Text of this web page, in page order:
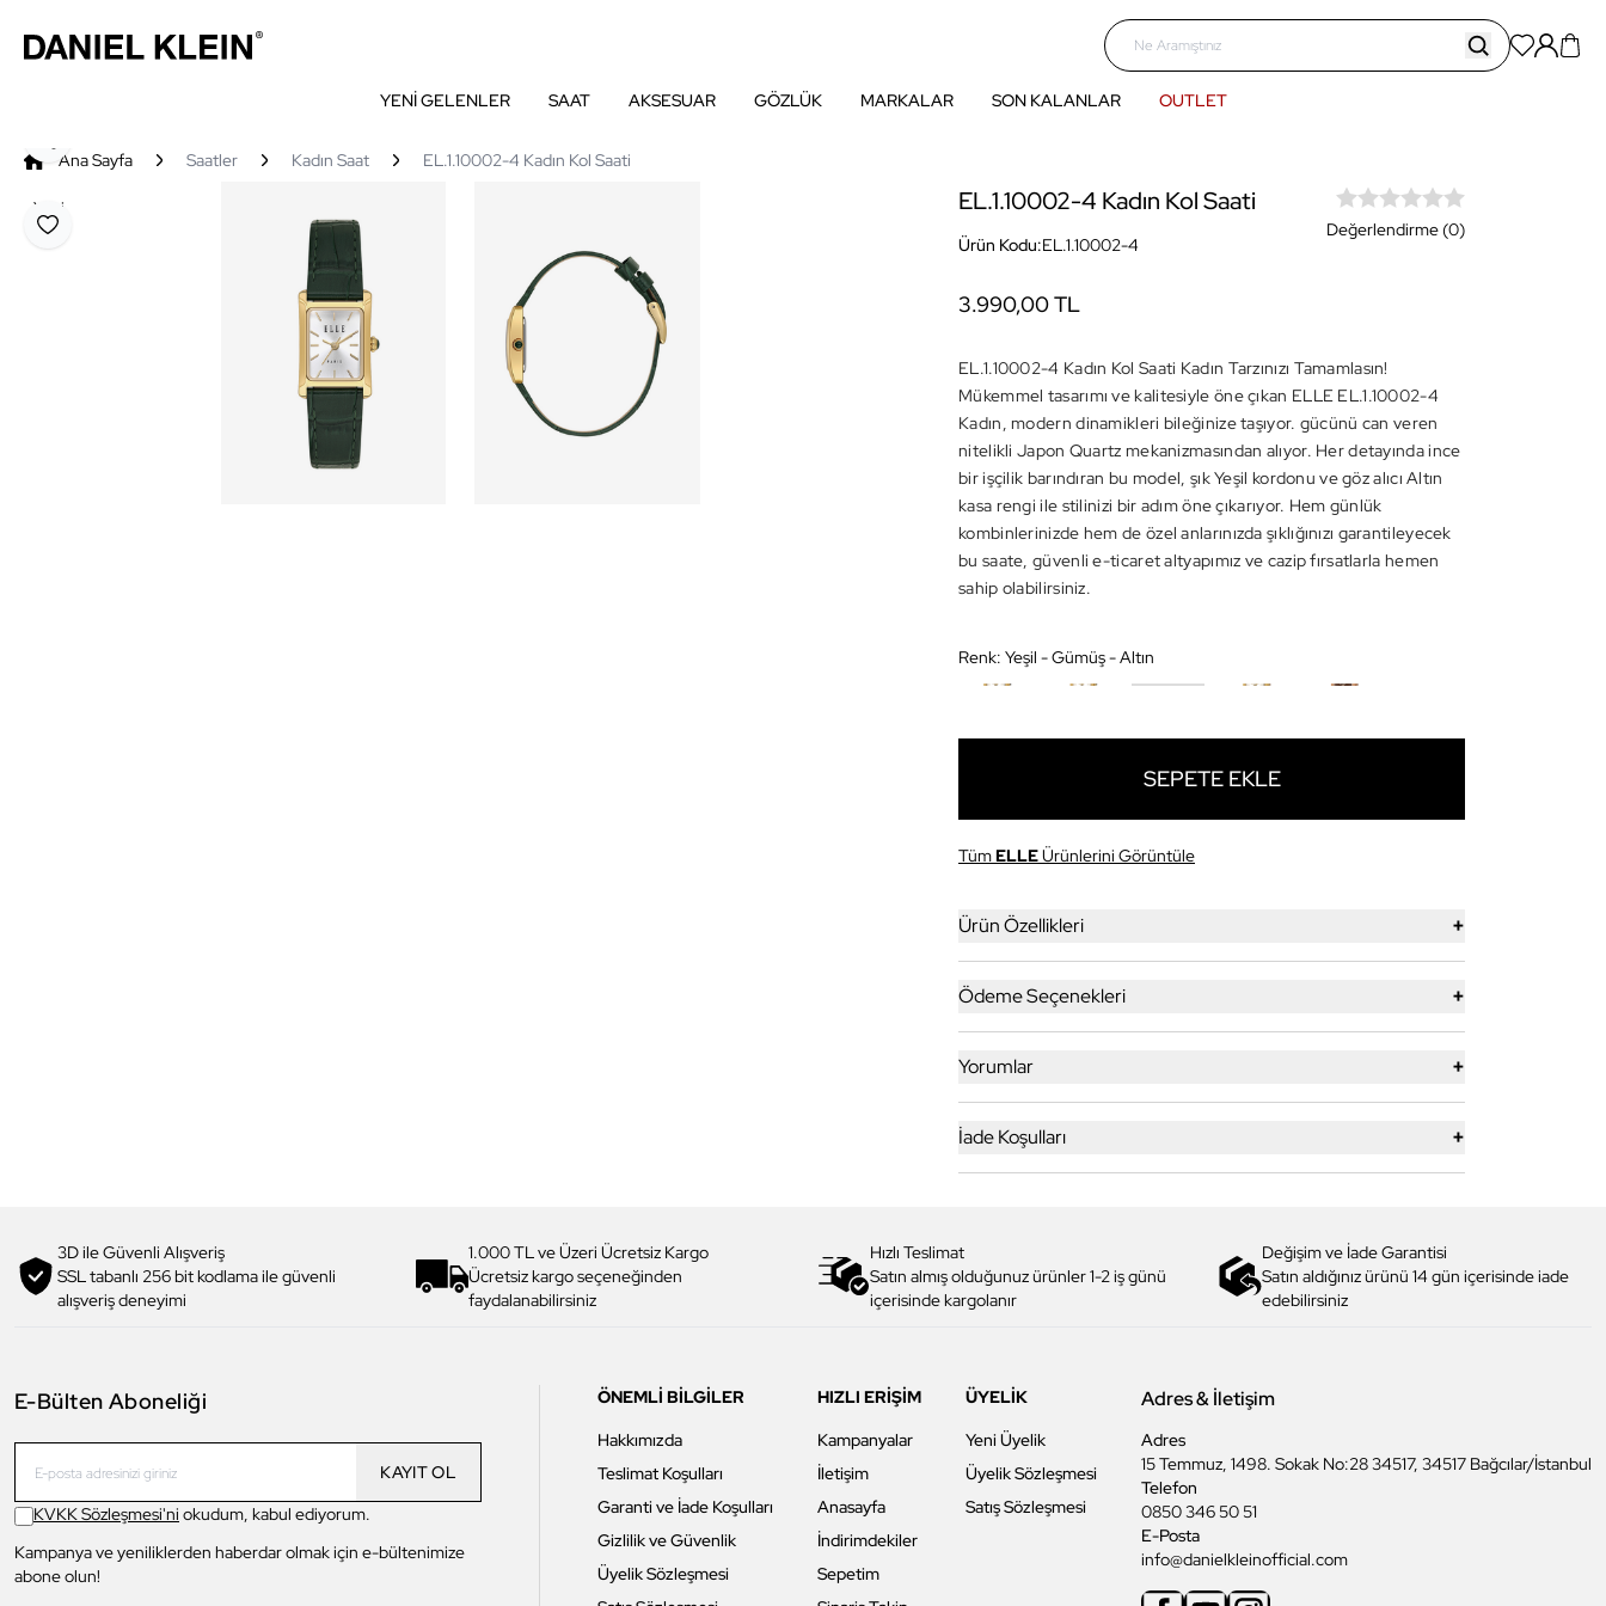
YENİ GELENLER SAAT AKSESUAR GÖZLÜK MARKALAR SON KALANLAR OUTLET
Ana Sayfa Saatler Kadın Saat EL.1.10002-4 Kadın Kol Saati
Favoriye Ekle
Yeni
Paylaş
EL.1.10002-4 Kadın Kol Saati
Ürün Kodu:EL.1.10002-4
Değerlendirme (0)
3.990,00 TL
EL.1.10002-4 Kadın Kol Saati Kadın Tarzınızı Tamamlasın!
Mükemmel tasarımı ve kalitesiyle öne çıkan ELLE EL.1.10002-4
Kadın, modern dinamikleri bileğinize taşıyor. gücünü can veren
nitelikli Japon Quartz mekanizmasından alıyor. Her detayında ince
bir işçilik barındıran bu model, şık Yeşil kordonu ve göz alıcı Altın
kasa rengi ile stilinizi bir adım öne çıkarıyor. Hem günlük
kombinlerinizde hem de özel anlarınızda şıklığınızı garantileyecek
bu saate, güvenli e-ticaret altyapımız ve cazip fırsatlarla hemen
sahip olabilirsiniz.
Renk: Yeşil - Gümüş - Altın
SEPETE EKLE
TümELLEÜrünlerini Görüntüle
Ürün Özellikleri +
Ödeme Seçenekleri +
Yorumlar +
İade Koşulları +
3D ile Güvenli Alışveriş
SSL tabanlı 256 bit kodlama ile güvenli
alışveriş deneyimi
1.000 TL ve Üzeri Ücretsiz Kargo
Ücretsiz kargo seçeneğinden
faydalanabilirsiniz
Hızlı Teslimat
Satın almış olduğunuz ürünler 1-2 iş günü
içerisinde kargolanır
Değişim ve İade Garantisi
Satın aldığınız ürünü 14 gün içerisinde iade
edebilirsiniz
E-Bülten Aboneliği
KAYIT OL
KVKK Sözleşmesi'ni okudum, kabul ediyorum.
Kampanya ve yeniliklerden haberdar olmak için e-bültenimize
abone olun!
ÖNEMLİ BİLGİLER
Hakkımızda
Teslimat Koşulları
Garanti ve İade Koşulları
Gizlilik ve Güvenlik
Üyelik Sözleşmesi
HIZLI ERİŞİM
Kampanyalar
İletişim
Anasayfa
İndirimdekiler
Sepetim
ÜYELİK
Yeni Üyelik
Üyelik Sözleşmesi
Satış Sözleşmesi
Adres & İletişim
Adres
15 Temmuz, 1498. Sokak No:28 34517, 34517 Bağcılar/İstanbul
Telefon
0850 346 50 51
E-Posta
info@danielkleinofficial.com